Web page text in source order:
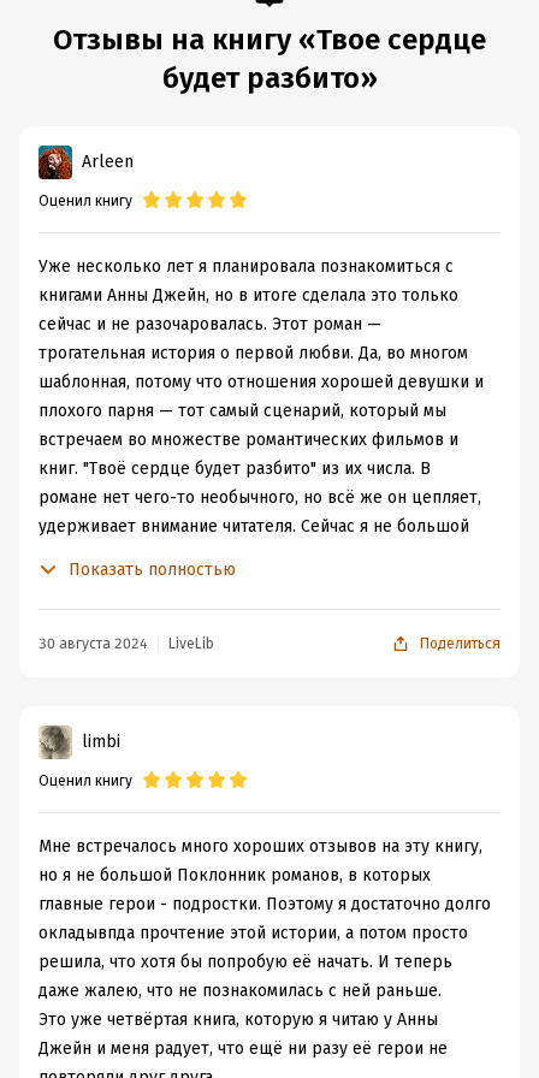
Отзывы на книгу «Твое сердце
будет разбито»
Arleen
Оценил книгу
Уже несколько лет я планировала познакомиться с
книгами Анны Джейн, но в итоге сделала это только
сейчас и не разочаровалась. Этот роман —
трогательная история о первой любви. Да, во многом
шаблонная, потому что отношения хорошей девушки и
плохого парня — тот самый сценарий, который мы
встречаем во множестве романтических фильмов и
книг. "Твоё сердце будет разбито" из их числа. В
романе нет чего-то необычного, но всё же он цепляет,
удерживает внимание читателя. Сейчас я не большой
любовных романов. Она хорошо учится, у неё ещё не
настоящая драма. Она была ребёнком, когда её отца не
стало. Он был для неё настоящим героем, тем, кто
всегда поддержит и защитит. А после его смерти мама
теперь, когда прошло много лет, жизнь Полины далека
от идеальной, ведь её мама снова вышла замуж и
Андрей совсем не похож на любящего и заботливого
отца. Наоборот, отчим девочки — холодный, порой
даже жестокий человек. Травля в новой школе
добавила ещё больше стресса в жизнь Полины. Но
удивительно, что, несмотря на все эти обстоятельства,
Полина остаётся счастливой и умеет радоваться
Показать полностью
30 августа 2024 LiveLib Поделиться
limbi
Оценил книгу
Мне встречалось много хороших отзывов на эту книгу,
но я не большой Поклонник романов, в которых
главные герои - подростки. Поэтому я достаточно долго
окладывпда прочтение этой истории, а потом просто
решила, что хотя бы попробую её начать. И теперь
даже жалею, что не познакомилась с ней раньше.
Это уже четвёртая книга, которую я читаю у Анны
Джейн и меня радует, что ещё ни разу её герои не